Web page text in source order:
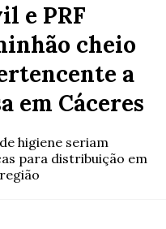
e PRF
cheio
a
em Cáceres
higiene seriam
para distribuição em